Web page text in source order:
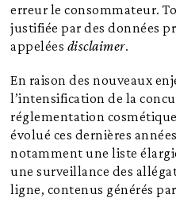
erreur le consommateur.
justifiée par des données
appelées disclaimer.
En raison des nouveaux
l’intensification de la
réglementation
évolué ces dernières
notamment une liste
une surveillance des
ligne, contenus générés